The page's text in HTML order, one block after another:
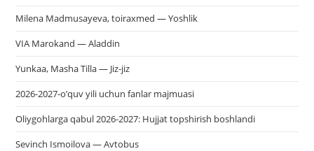
Milena Madmusayeva, toiraxmed — Yoshlik
VIA Marokand — Aladdin
Yunkaa, Masha Tilla — Jiz-jiz
2026-2027-o’quv yili uchun fanlar majmuasi
Oliygohlarga qabul 2026-2027: Hujjat topshirish boshlandi
Sevinch Ismoilova — Avtobus